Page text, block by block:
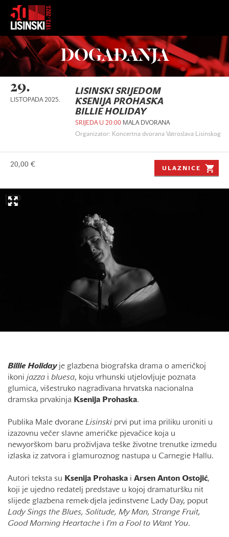
DOGAĐANJA
29.
LISTOPADA 2025.
LISINSKI SRIJEDOM
KSENIJA PROHASKA
BILLIE HOLIDAY
SRIJEDA U 20:00 MALA DVORANA
Organizator: Koncertna dvorana Vatroslava Lisinskog
20,00 €
ULAZNICE
Billie Holiday je glazbena biografska drama o američkoj
ikoni jazza i bluesa, koju vrhunski utjelovljuje poznata
glumica, višestruko nagrađivana hrvatska nacionalna
dramska prvakinja Ksenija Prohaska.
Publika Male dvorane Lisinski prvi put ima priliku uroniti u
izazovnu večer slavne američke pjevačice koja u
newyorškom baru proživljava teške životne trenutke između
izlaska iz zatvora i glamuroznog nastupa u Carnegie Hallu.
Autori teksta su Ksenija Prohaska i Arsen Anton Ostojić,
koji je ujedno redatelj predstave u kojoj dramaturšku nit
slijede glazbena remek-djela jedinstvene Lady Day, poput
Lady Sings the Blues, Solitude, My Man, Strange Fruit,
Good Morning Heartache i I'm a Fool to Want You.